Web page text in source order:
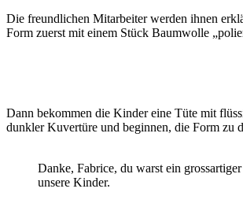
Die freundlichen Mitarbeiter werden ihnen
Form zuerst mit einem Stück Baumwolle
Dann bekommen die Kinder eine Tüte mit
dunkler Kuvertüre und beginnen, die Form zu
Danke, Fabrice, du warst ein
unsere Kinder.